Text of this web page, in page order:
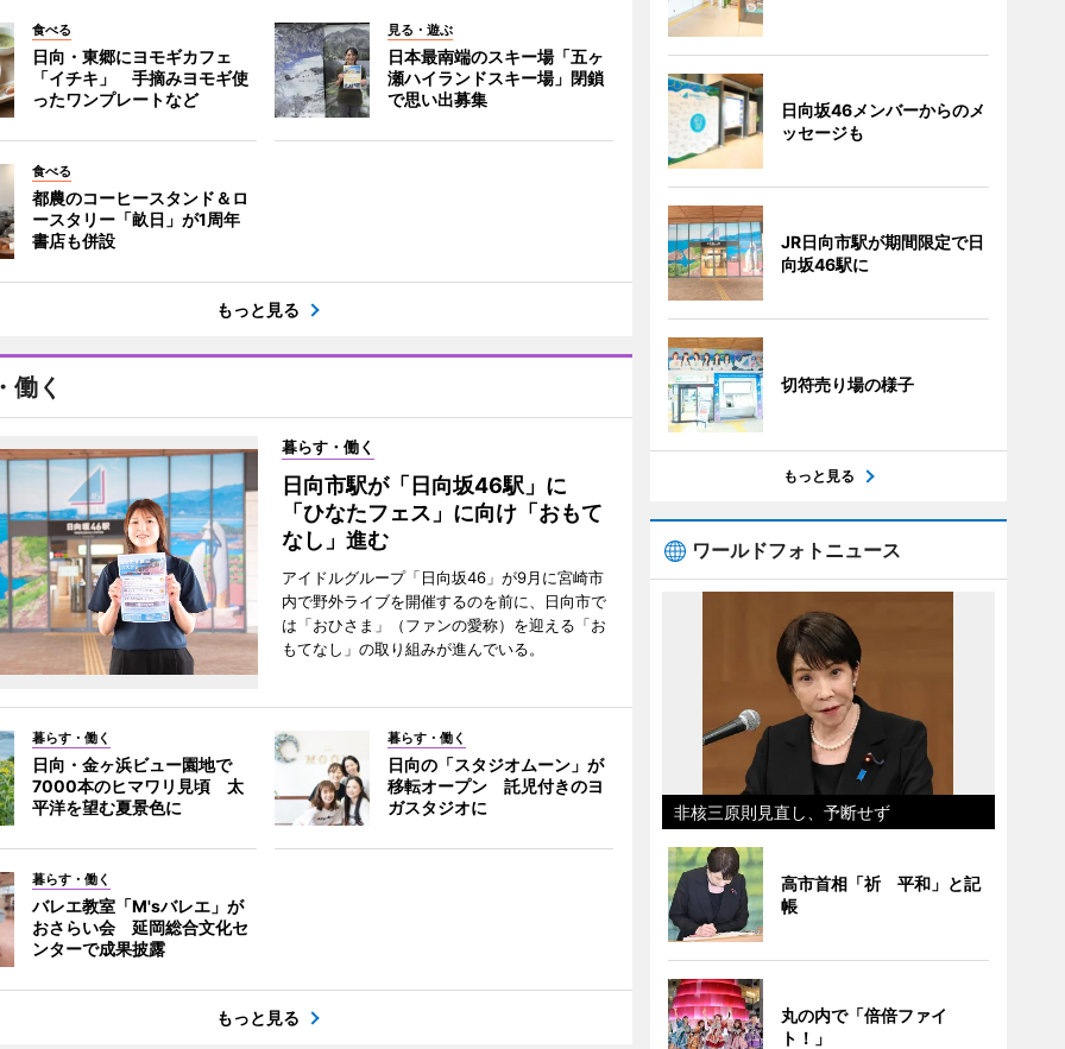
食べる
日向・東郷にヨモギカフェ
「イチキ」 手摘みヨモギ使
ったワンプレートなど
見る・遊ぶ
日本最南端のスキー場「五ヶ
瀬ハイランドスキー場」閉鎖
で思い出募集
食べる
都農のコーヒースタンド＆ロ
ースタリー「畝日」が1周年
書店も併設
もっと見る
働く
暮らす・働く
日向市駅が「日向坂46駅」に
「ひなたフェス」に向け「おもて
なし」進む
アイドルグループ「日向坂46」が9月に宮崎市
内で野外ライブを開催するのを前に、日向市で
は「おひさま」（ファンの愛称）を迎える「お
もてなし」の取り組みが進んでいる。
暮らす・働く
日向・金ヶ浜ビュー園地で
7000本のヒマワリ見頃 太
平洋を望む夏景色に
暮らす・働く
日向の「スタジオムーン」が
移転オープン 託児付きのヨ
ガスタジオに
暮らす・働く
バレエ教室「M'sバレエ」が
おさらい会 延岡総合文化セ
ンターで成果披露
もっと見る
日向坂46メンバーからのメ
ッセージも
JR日向市駅が期間限定で日
向坂46駅に
切符売り場の様子
もっと見る
ワールドフォトニュース
非核三原則見直し、予断せず
高市首相「祈 平和」と記
帳
丸の内で「倍倍ファイ
ト！」